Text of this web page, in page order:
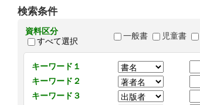
検索条件
資料区分
すべて選択
一般書 児童書
キーワード１
キーワード２
キーワード３